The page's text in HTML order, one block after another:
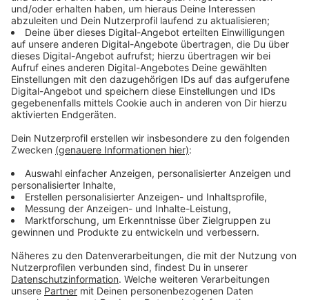
„Wir haben das komplette Spiel domniert und
kontrolliert, alle Dinge, die wir uns vorgenommen
hatten, haben gegriffen. Das war eine
überragende Partie.“
Anzeige
Sieg für die Fans
Anzeige
Nach dem Auswärtssieg der Fortuna im Sportpark
Höhenberg vor 4.100 Zuschauern war Kapitän und
Torschütze Hamdi Dahmani sehr glücklich:
„Endlich. Es war Zeit. Es waren in den letzten